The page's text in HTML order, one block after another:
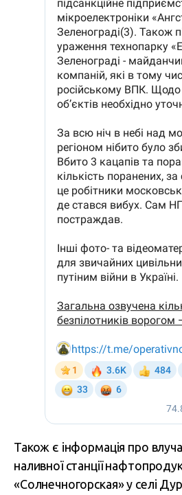
Також є інформація про
наливної станції
«Солнечногорская» у селі